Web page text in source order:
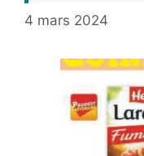
4 mars 2024